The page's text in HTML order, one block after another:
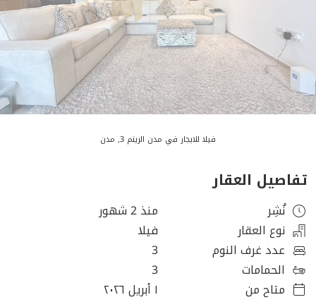
فيلا للايجار في مدن الرينم 3, مدن
تفاصيل العقار
نُشِر
منذ 2 شهور
نوع العقار
فيلا
عدد غرف النوم
3
الحمامات
3
متاح من
١ أبريل ٢٠٢٦